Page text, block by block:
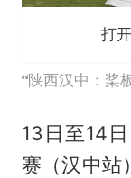
打
陕西汉中：桨
13日至14
赛（汉中站